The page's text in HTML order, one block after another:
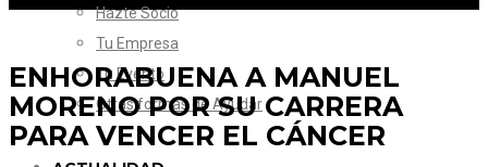
Hazte Socio
Tu Empresa
Tu Evento
Otras formas de Ayudar
ENHORABUENA A MANUEL
MORENO POR SU CARRERA
PARA VENCER EL CÁNCER